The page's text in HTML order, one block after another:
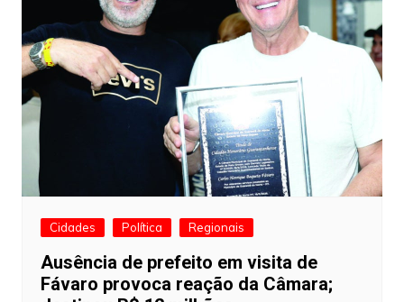
Cidades Política Regionais
Ausência de prefeito em visita de
Fávaro provoca reação da Câmara;